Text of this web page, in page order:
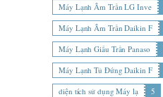
Máy Lạnh Âm Trần LG Inve
Máy Lạnh Âm Trần Daikin F
Máy Lạnh Giấu Trần Panaso
Máy Lạnh Tủ Đứng Daikin F
diện tích sử dụng Máy lạ
5